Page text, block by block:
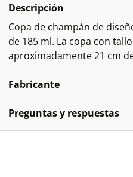
Descripción
Copa de champán de
de 185 ml. La copa con
aproximadamente 21 cm
Fabricante
Preguntas y respuestas